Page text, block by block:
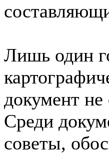
Лишь один
документ
Среди
советы,